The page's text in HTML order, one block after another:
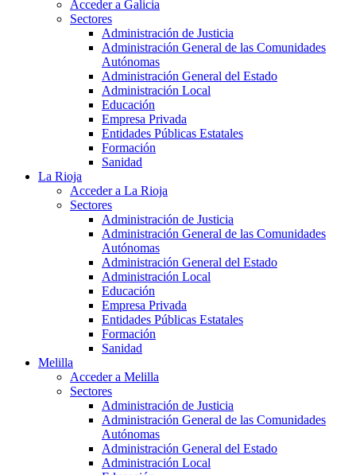
Acceder a Galicia
Sectores
Administración de Justicia
Administración General de las Comunidades
Autónomas
Administración General del Estado
Administración Local
Educación
Empresa Privada
Entidades Públicas Estatales
Formación
Sanidad
La Rioja
Acceder a La Rioja
Sectores
Administración de Justicia
Administración General de las Comunidades
Autónomas
Administración General del Estado
Administración Local
Educación
Empresa Privada
Entidades Públicas Estatales
Formación
Sanidad
Melilla
Acceder a Melilla
Sectores
Administración de Justicia
Administración General de las Comunidades
Autónomas
Administración General del Estado
Administración Local